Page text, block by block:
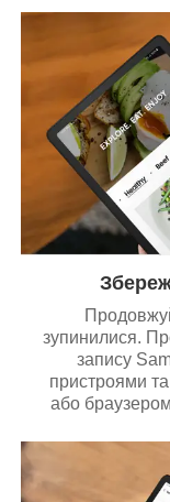
зупинилися.
запису
пристроями
або